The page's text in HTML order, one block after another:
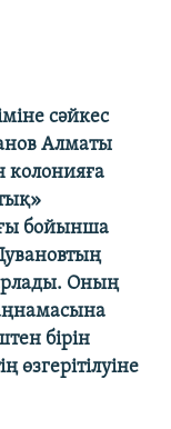
сәйкес
Алматы
колонияға
бойынша
Оның
бірін
өзгерітілуіне